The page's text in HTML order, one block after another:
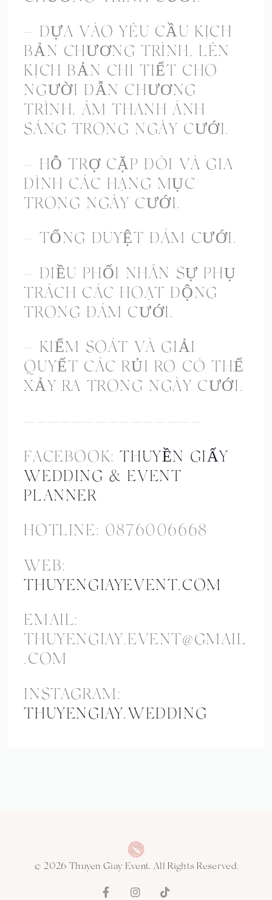
– DỰA VÀO YÊU CẦU KỊCH
BẢN CHƯƠNG TRÌNH, LÊN
KỊCH BẢN CHI TIẾT CHO
NGƯỜI DẪN CHƯƠNG
TRÌNH, ÂM THANH ÁNH
SÁNG TRONG NGÀY CƯỚI.
– HỖ TRỢ CẶP ĐÔI VÀ GIA
ĐÌNH CÁC HẠNG MỤC
TRONG NGÀY CƯỚI.
– TỔNG DUYỆT ĐÁM CƯỚI.
– ĐIỀU PHỐI NHÂN SỰ PHỤ
TRÁCH CÁC HOẠT ĐỘNG
TRONG ĐÁM CƯỚI.
– KIỂM SOÁT VÀ GIẢI
QUYẾT CÁC RỦI RO CÓ THỂ
XẢY RA TRONG NGÀY CƯỚI.
———————————————
FACEBOOK:THUYỀN GIẤY
WEDDING & EVENT
PLANNER
HOTLINE: 0876006668
WEB:
THUYENGIAYEVENT.COM
EMAIL:
THUYENGIAY.EVENT@GMAIL
.COM
INSTAGRAM:
THUYENGIAY.WEDDING
© 2026 Thuyen Giay Event. All Rights Reserved.
F
I
T